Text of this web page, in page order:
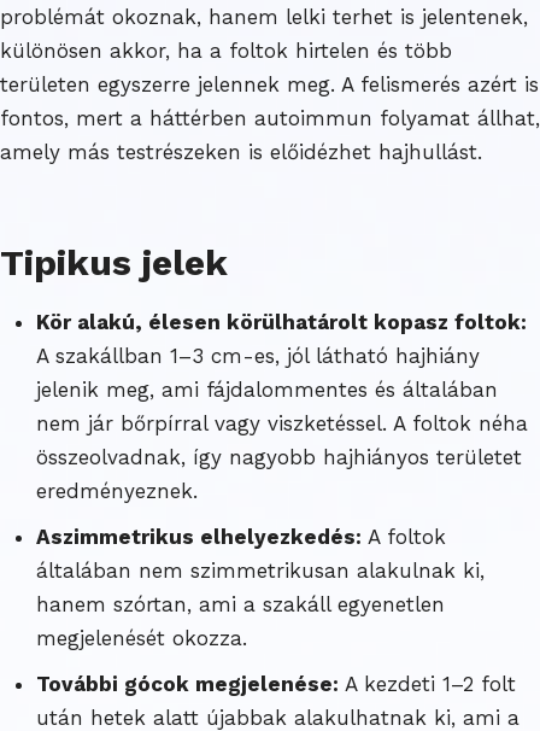
problémát okoznak, hanem lelki terhet is jelentenek,
különösen akkor, ha a foltok hirtelen és több
területen egyszerre jelennek meg. A felismerés azért is
fontos, mert a háttérben autoimmun folyamat állhat,
amely más testrészeken is előidézhet hajhullást.
Tipikus jelek
Kör alakú, élesen körülhatárolt kopasz foltok:
A szakállban 1–3 cm-es, jól látható hajhiány
jelenik meg, ami fájdalommentes és általában
nem jár bőrpírral vagy viszketéssel. A foltok néha
összeolvadnak, így nagyobb hajhiányos területet
eredményeznek.
Aszimmetrikus elhelyezkedés: A foltok
általában nem szimmetrikusan alakulnak ki,
hanem szórtan, ami a szakáll egyenetlen
megjelenését okozza.
További gócok megjelenése: A kezdeti 1–2 folt
után hetek alatt újabbak alakulhatnak ki, ami a